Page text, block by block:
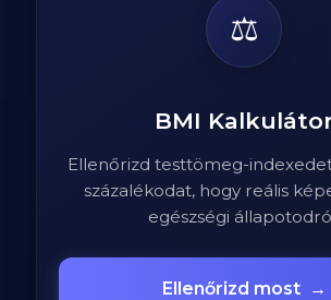
⚖️
BMI
Ellenőrizd testtömeg-
százalékodat, hogy reális
egészségi
Ellenőrizd most →